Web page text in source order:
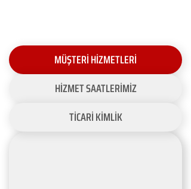
MÜŞTERİ HİZMETLERİ
HİZMET SAATLERİMİZ
TİCARİ KİMLİK